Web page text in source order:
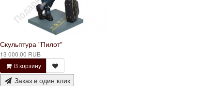
Скульптура "Пилот"
13 000.00 RUB
В корзину
Заказ в один клик